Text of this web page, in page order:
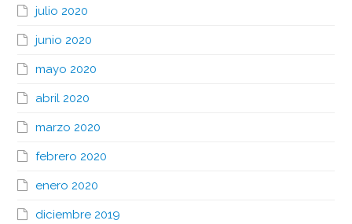
julio 2020
junio 2020
mayo 2020
abril 2020
marzo 2020
febrero 2020
enero 2020
diciembre 2019